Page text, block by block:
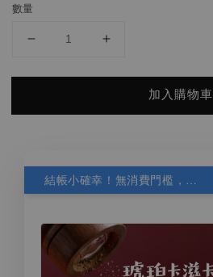
數量
加入購物車
結帳小確幸！無消費門檻，精選商品加購再折 10 元